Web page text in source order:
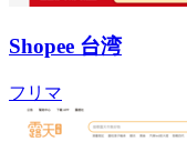
Shopee 台湾
フリマ